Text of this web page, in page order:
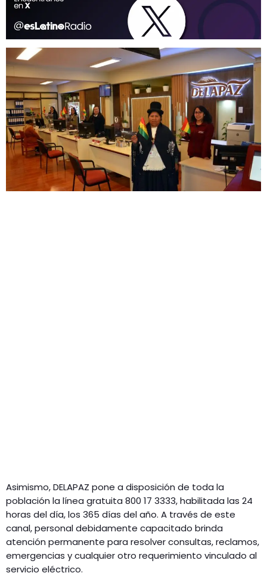
Asimismo, DELAPAZ pone a disposición de toda la
población la línea gratuita 800 17 3333, habilitada las 24
horas del día, los 365 días del año. A través de este
canal, personal debidamente capacitado brinda
atención permanente para resolver consultas, reclamos,
emergencias y cualquier otro requerimiento vinculado al
servicio eléctrico.